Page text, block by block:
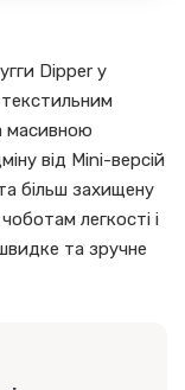
Dipper у
масивною
від Mini-версій
більш захищену
легкості і
та зручне